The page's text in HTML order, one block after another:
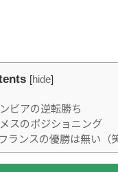
[hide]
ビアの逆転勝ち
スのポジショニング
ランスの優勝は無い（